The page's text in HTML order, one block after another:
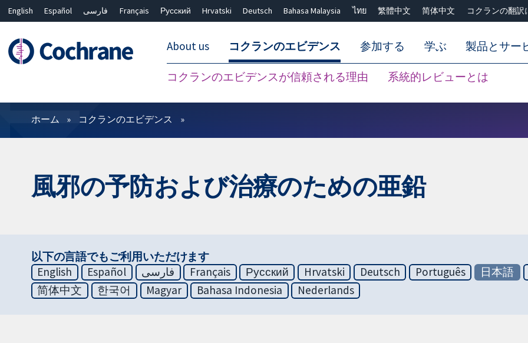
English Español فارسی Français Русский Hrvatski Deutsch Bahasa Malaysia ไทย 繁體中文 简体中文 コクランの翻訳
About us コクランのエビデンス
コクランのエビデンスが信頼される理由 系統的レビューとは
参加する 学ぶ 製品とサー
フィルター
ホーム コクランのエビデンス
風邪の予防および治療のための亜鉛
以下の言語でもご利用いただけます
English
Español فارسی Français Русский Hrvatski Deutsch Português
日本語
简体中文
한국어 Magyar Bahasa Indonesia Nederlands